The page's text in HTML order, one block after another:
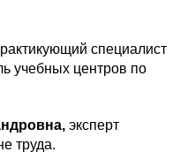
специалист
учебных центров по
эксперт
труда.